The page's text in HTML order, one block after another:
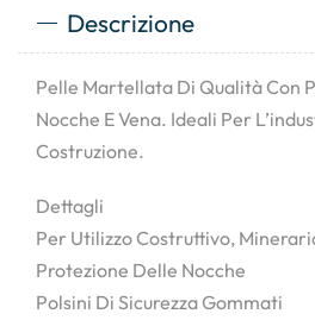
Descrizione
Pelle Martellata Di Qualità Con
Nocche E Vena. Ideali Per
Costruzione.
Dettagli
Per Utilizzo Costruttivo,
Protezione Delle Nocche
Polsini Di Sicurezza Gommati